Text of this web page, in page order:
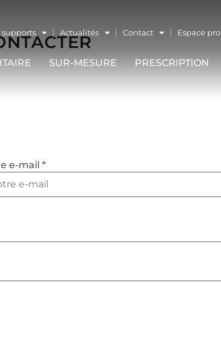
supports Actualités Contact Espace pro
SUR-MESURE PRESCRIPTION
e-mail *